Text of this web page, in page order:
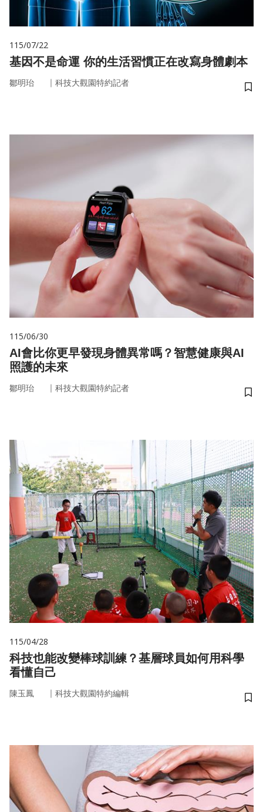
115/07/22
基因不是命運 你的生活習慣正在改寫身體劇本
鄒明珆 ｜ 科技大觀園特約記者
儲
115/06/30
AI會比你更早發現身體異常嗎？智慧健康與AI
照護的未來
鄒明珆 ｜ 科技大觀園特約記者
儲
115/04/28
科技也能改變棒球訓練？基層球員如何用科學
看懂自己
陳玉鳳 ｜ 科技大觀園特約編輯
儲